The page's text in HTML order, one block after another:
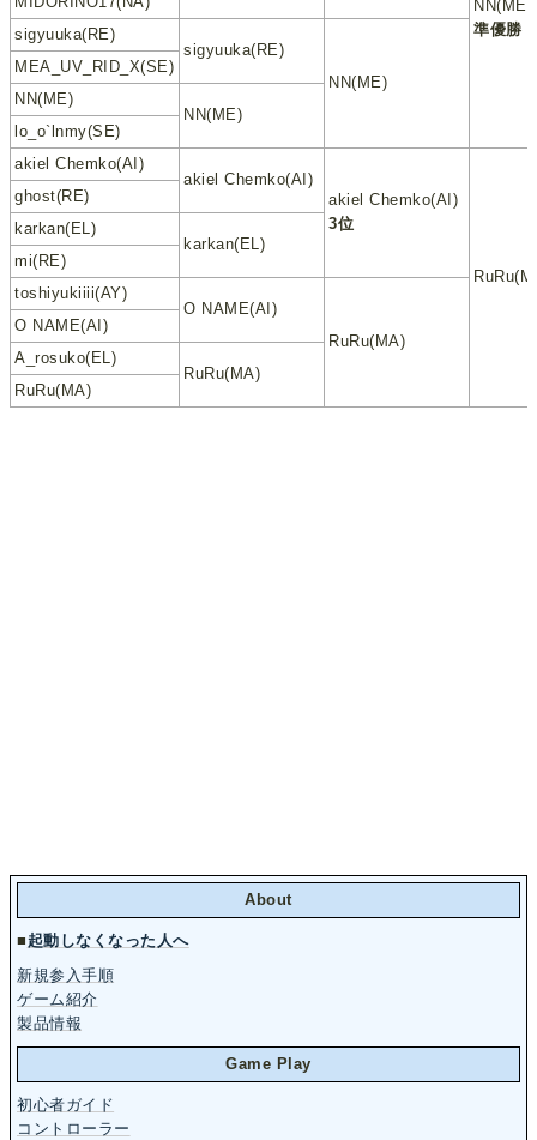
NN(ME)
準優勝
sigyuuka(RE)
sigyuuka(RE)
NN(ME)
MEA_UV_RID_X(SE)
NN(ME)
NN(ME)
lo_o`lnmy(SE)
akiel Chemko(AI)
akiel Chemko(AI)
akiel Chemko(AI)
3位
ghost(RE)
karkan(EL)
karkan(EL)
mi(RE)
toshiyukiiii(AY)
O NAME(AI)
RuRu(MA)
O NAME(AI)
A_rosuko(EL)
RuRu(MA)
RuRu(MA)
About
■起動しなくなった人へ
新規参入手順
ゲーム紹介
製品情報
Game Play
初心者ガイド
コントローラー